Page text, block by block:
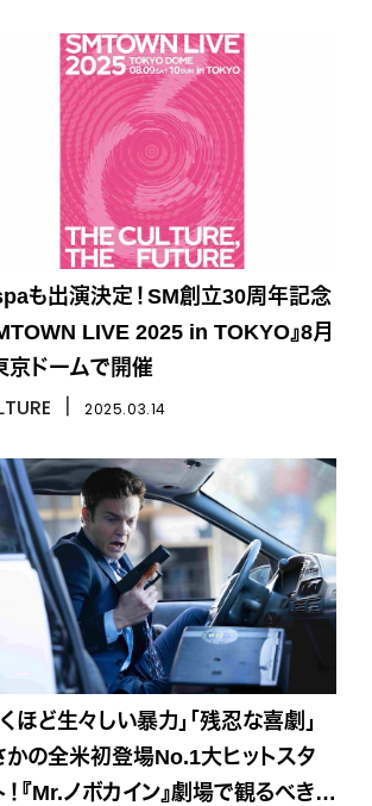
も出演決定！SM創立30周年記念
LIVE 2025 in TOKYO』8月
京ドームで開催
2025.03.14
くほど生々しい暴力」「残忍な喜劇」
かの全米初登場No.1大ヒットスタ
！『Mr.ノボカイン』劇場で観るべき理